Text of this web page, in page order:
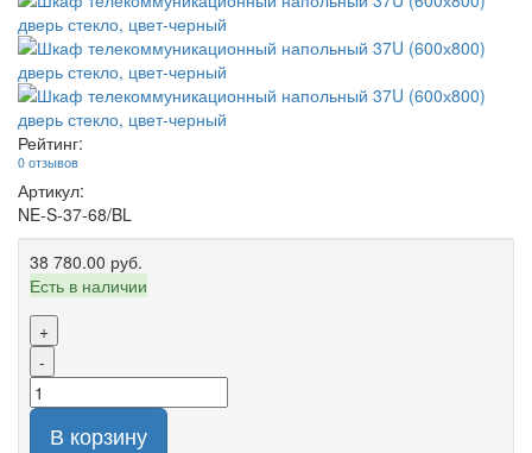
Рейтинг:
0 отзывов
Артикул:
NE-S-37-68/BL
38 780.00 руб.
Есть в наличии
+
-
В корзину